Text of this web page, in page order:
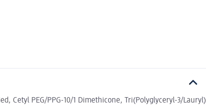
Cetyl PEG/PPG-10/1 Dimethicone, Tri(Polyglyceryl-3/Lauryl)